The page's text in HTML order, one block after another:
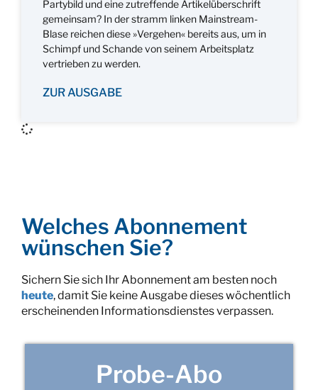
Partybild und eine zutreffende Artikelüberschrift
gemeinsam? In der stramm linken Mainstream-
Blase reichen diese »Vergehen« bereits aus, um in
Schimpf und Schande von seinem Arbeitsplatz
vertrieben zu werden.
ZUR AUSGABE
Welches Abonnement
wünschen Sie?
Sichern Sie sich Ihr Abonnement am besten noch
heute, damit Sie keine Ausgabe dieses wöchentlich
erscheinenden Informationsdienstes verpassen.
Probe-Abo